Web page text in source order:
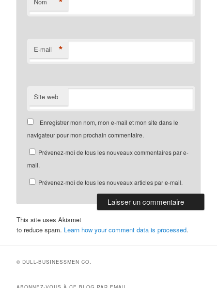
E-mail *
Site web
Enregistrer mon nom, mon e-mail et mon site dans le
navigateur pour mon prochain commentaire.
Prévenez-moi de tous les nouveaux commentaires par e-
mail.
Prévenez-moi de tous les nouveaux articles par e-mail.
This site uses Akismet
to reduce spam. Learn how your comment data is processed.
© DULL-BUSINESSMEN CO.